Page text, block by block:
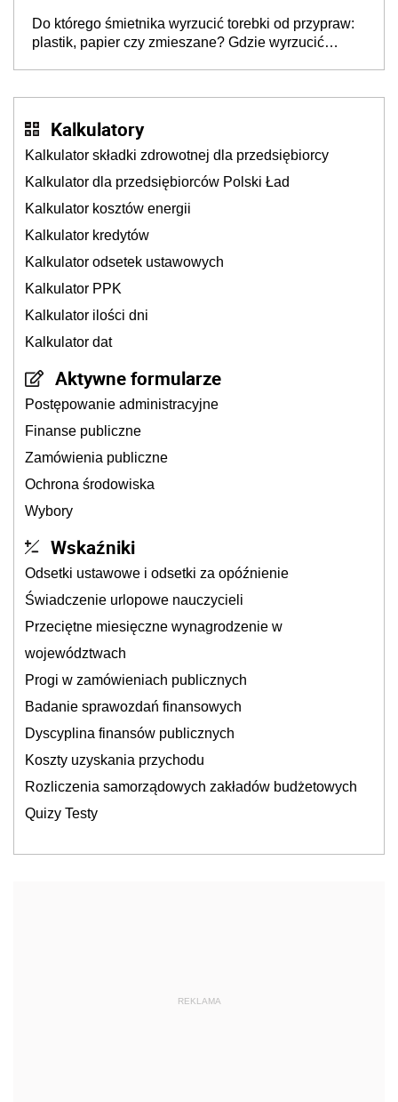
Do którego śmietnika wyrzucić torebki od przypraw:
plastik, papier czy zmieszane? Gdzie wyrzucić
Kalkulatory
Kalkulator składki zdrowotnej dla przedsiębiorcy
Kalkulator dla przedsiębiorców Polski Ład
Kalkulator kosztów energii
Kalkulator kredytów
Kalkulator odsetek ustawowych
Kalkulator PPK
Kalkulator ilości dni
Kalkulator dat
Aktywne formularze
Postępowanie administracyjne
Finanse publiczne
Zamówienia publiczne
Ochrona środowiska
Wybory
Wskaźniki
Odsetki ustawowe i odsetki za opóźnienie
Świadczenie urlopowe nauczycieli
Przeciętne miesięczne wynagrodzenie w
województwach
Progi w zamówieniach publicznych
Badanie sprawozdań finansowych
Dyscyplina finansów publicznych
Koszty uzyskania przychodu
Rozliczenia samorządowych zakładów budżetowych
Quizy Testy
REKLAMA